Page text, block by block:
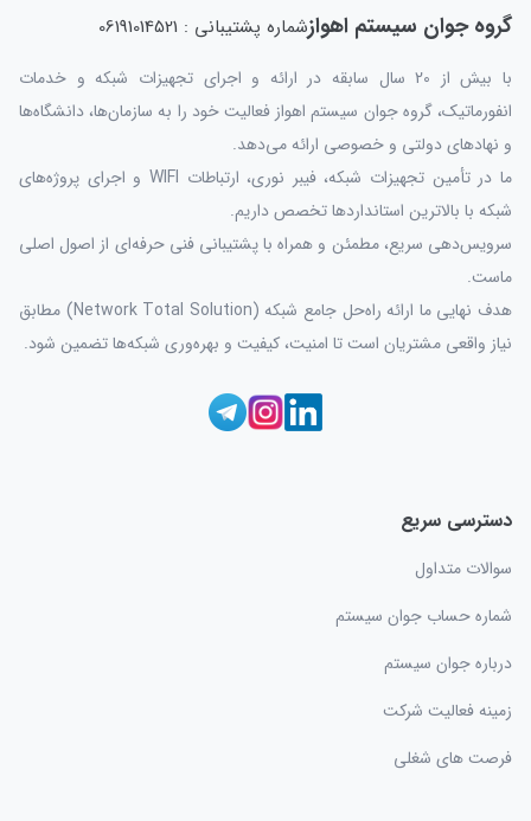
گروه جوان سیستم اهوازشماره پشتیبانی : 06191014521
با بیش از 20 سال سابقه در ارائه و اجرای تجهیزات شبکه و خدمات
انفورماتیک، گروه جوان سیستم اهواز فعالیت خود را به سازمان‌ها، دانشگاه‌ها
و نهادهای دولتی و خصوصی ارائه می‌دهد.
ما در تأمین تجهیزات شبکه، فیبر نوری، ارتباطات WIFI و اجرای پروژه‌های
شبکه با بالاترین استانداردها تخصص داریم.
سرویس‌دهی سریع، مطمئن و همراه با پشتیبانی فنی حرفه‌ای از اصول اصلی
ماست.
هدف نهایی ما ارائه راه‌حل جامع شبکه (Network Total Solution) مطابق
نیاز واقعی مشتریان است تا امنیت، کیفیت و بهره‌وری شبکه‌ها تضمین شود.
دسترسی سریع
سوالات متداول
شماره حساب جوان سیستم
درباره جوان سیستم
زمینه فعالیت شرکت
فرصت های شغلی